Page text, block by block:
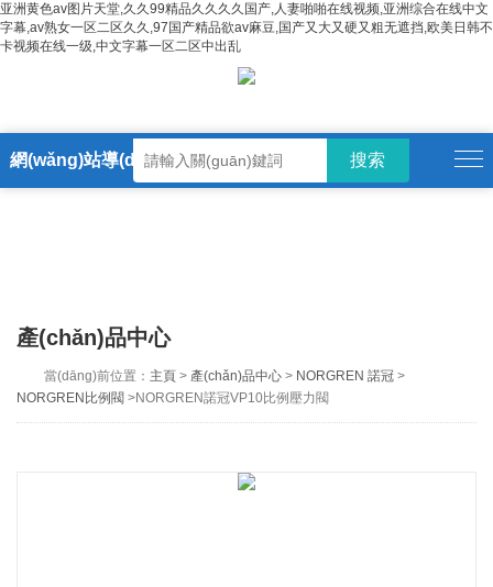
亚洲黄色av图片天堂,久久99精品久久久久国产,人妻啪啪在线视频,亚洲综合在线中文
字幕,av熟女一区二区久久,97国产精品欲av麻豆,国产又大又硬又粗无遮挡,欧美日韩不
卡视频在线一级,中文字幕一区二区中出乱
網(wǎng)站導(dǎo)航
產(chǎn)品中心
當(dāng)前位置： 主頁 > 產(chǎn)品中心 > NORGREN 諾冠 >
NORGREN比例閥 >NORGREN諾冠VP10比例壓力閥